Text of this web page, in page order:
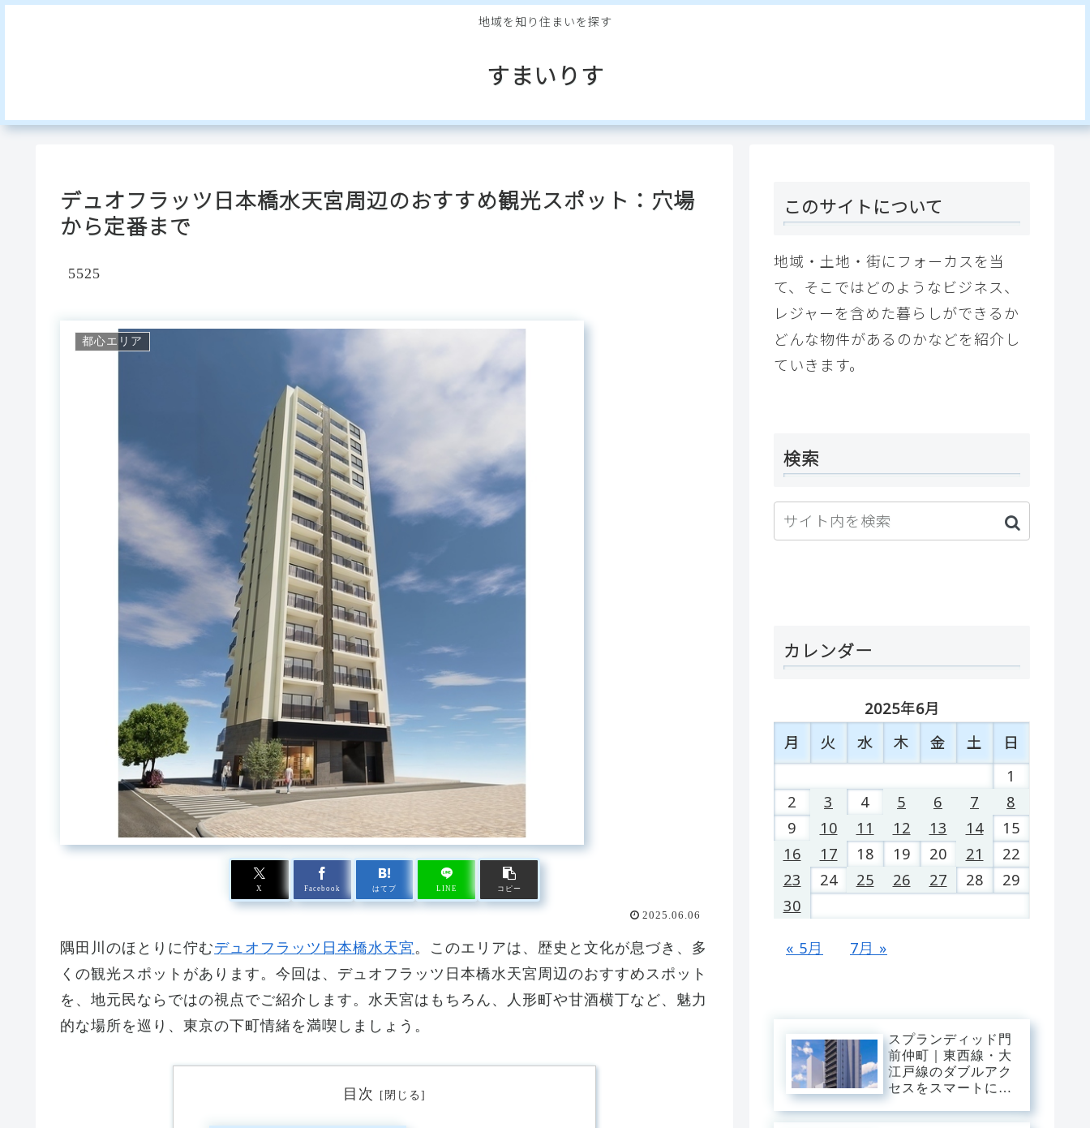
地域を知り住まいを探す
すまいりす
デュオフラッツ日本橋水天宮周辺のおすすめ観光スポット：穴場
から定番まで
5525
都心エリア
X Facebook はてブ LINE コピー
2025.06.06
隅田川のほとりに佇むデュオフラッツ日本橋水天宮。このエリアは、歴史と文化が息づき、多
くの観光スポットがあります。今回は、デュオフラッツ日本橋水天宮周辺のおすすめスポット
を、地元民ならではの視点でご紹介します。水天宮はもちろん、人形町や甘酒横丁など、魅力
的な場所を巡り、東京の下町情緒を満喫しましょう。
目次
このサイトについて
地域・土地・街にフォーカスを当
て、そこではどのようなビジネス、
レジャーを含めた暮らしができるか
どんな物件があるのかなどを紹介し
ていきます。
検索
カレンダー
2025年6月
月
火 水 木 金 土
日
1
2
3 4 5 6 7
8
9
10 11 12 13 14
15
16
17 18 19 20 21
22
23
24 25 26 27 28
29
30
« 5月 7月 »
スプランディッド門
前仲町｜東西線・大
江戸線のダブルアク
セスをスマートに操
橋・六本木へ一直